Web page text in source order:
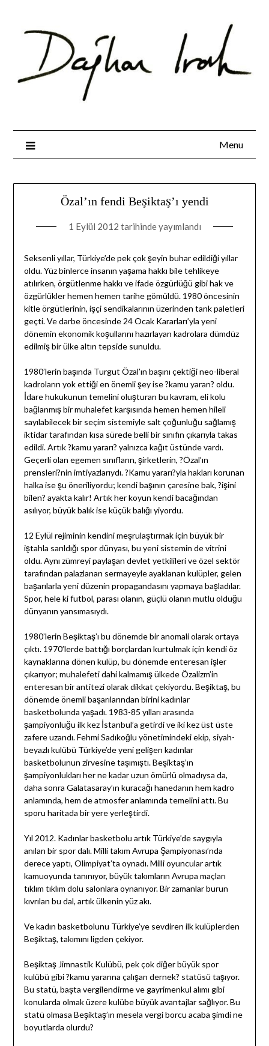
content
Menu
Özal’ın fendi Beşiktaş’ı yendi
1 Eylül 2012 tarihinde yayımlandı
Seksenli yıllar, Türkiye’de pek çok şeyin buhar edildiği yıllar
oldu. Yüz binlerce insanın yaşama hakkı bile tehlikeye
atılırken, örgütlenme hakkı ve ifade özgürlüğü gibi hak ve
özgürlükler hemen hemen tarihe gömüldü. 1980 öncesinin
kitle örgütlerinin, işçi sendikalarının üzerinden tank paletleri
geçti. Ve darbe öncesinde 24 Ocak Kararları’yla yeni
dönemin ekonomik koşullarını hazırlayan kadrolara dümdüz
edilmiş bir ülke altın tepside sunuldu.
1980’lerin başında Turgut Özal’ın başını çektiği neo-liberal
kadroların yok ettiği en önemli şey ise ?kamu yararı? oldu.
İdare hukukunun temelini oluşturan bu kavram, eli kolu
bağlanmış bir muhalefet karşısında hemen hemen hileli
sayılabilecek bir seçim sistemiyle salt çoğunluğu sağlamış
iktidar tarafından kısa sürede belli bir sınıfın çıkarıyla takas
edildi. Artık ?kamu yararı? yalnızca kağıt üstünde vardı.
Geçerli olan egemen sınıfların, şirketlerin, ?Özal’ın
prensleri?nin imtiyazlarıydı. ?Kamu yararı?yla hakları korunan
halka ise şu öneriliyordu; kendi başının çaresine bak, ?işini
bilen? ayakta kalır! Artık her koyun kendi bacağından
asılıyor, büyük balık ise küçük balığı yiyordu.
12 Eylül rejiminin kendini meşrulaştırmak için büyük bir
iştahla sarıldığı spor dünyası, bu yeni sistemin de vitrini
oldu. Aynı zümreyi paylaşan devlet yetkilileri ve özel sektör
tarafından palazlanan sermayeyle ayaklanan kulüpler, gelen
başarılarla yeni düzenin propagandasını yapmaya başladılar.
Spor, hele ki futbol, parası olanın, güçlü olanın mutlu olduğu
dünyanın yansımasıydı.
1980’lerin Beşiktaş’ı bu dönemde bir anomali olarak ortaya
çıktı. 1970’lerde battığı borçlardan kurtulmak için kendi öz
kaynaklarına dönen kulüp, bu dönemde enteresan işler
çıkarıyor; muhalefeti dahi kalmamış ülkede Özalizm’in
enteresan bir antitezi olarak dikkat çekiyordu. Beşiktaş, bu
dönemde önemli başarılarından birini kadınlar
basketbolunda yaşadı. 1983-85 yılları arasında
şampiyonluğu ilk kez İstanbul’a getirdi ve iki kez üst üste
zafere uzandı. Fehmi Sadıkoğlu yönetimindeki ekip, siyah-
beyazlı kulübü Türkiye’de yeni gelişen kadınlar
basketbolunun zirvesine taşımıştı. Beşiktaş’ın
şampiyonlukları her ne kadar uzun ömürlü olmadıysa da,
daha sonra Galatasaray’ın kuracağı hanedanın hem kadro
anlamında, hem de atmosfer anlamında temelini attı. Bu
sporu haritada bir yere yerleştirdi.
Yıl 2012. Kadınlar basketbolu artık Türkiye’de saygıyla
anılan bir spor dalı. Milli takım Avrupa Şampiyonası’nda
derece yaptı, Olimpiyat’ta oynadı. Milli oyuncular artık
kamuoyunda tanınıyor, büyük takımların Avrupa maçları
tıklım tıklım dolu salonlara oynanıyor. Bir zamanlar burun
kıvrılan bu dal, artık ülkenin yüz akı.
Ve kadın basketbolunu Türkiye’ye sevdiren ilk kulüplerden
Beşiktaş, takımını ligden çekiyor.
Beşiktaş Jimnastik Kulübü, pek çok diğer büyük spor
kulübü gibi ?kamu yararına çalışan dernek? statüsü taşıyor.
Bu statü, başta vergilendirme ve gayrimenkul alımı gibi
konularda olmak üzere kulübe büyük avantajlar sağlıyor. Bu
statü olmasa Beşiktaş’ın mesela vergi borcu acaba şimdi ne
boyutlarda olurdu?